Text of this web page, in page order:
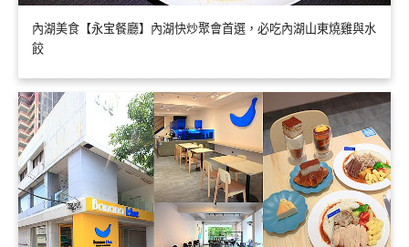
內湖美食【永宝餐廳】內湖快炒聚會首選，必吃內湖山東燒雞與水
餃